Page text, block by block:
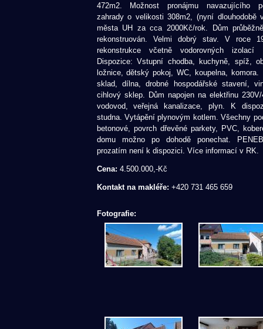
472m2. Možnost pronájmu navazujícího
zahrady o velikosti 308m2, (nyní dlouhodobě
města UH za cca 2000Kč/rok. Dům
rekonstruován. Velmi dobrý stav. V roce
rekonstrukce včetně vodorovných izolací
Dispozice: Vstupní chodba, kuchyně, spíž,
ložnice, dětský pokoj, WC, koupelna, komora.
sklad, dílna, drobné hospodářské stavení,
cihlový sklep. Dům napojen na elektřinu
vodovod, veřejná kanalizace, plyn. K
studna. Vytápění plynovým kotlem. Všechny
betonové, povrch dřevěné parkety, PVC,
domu možno po dohodě ponechat.
prozatím není k dispozici. Více informací v RK.
Cena: 4.500.000,-Kč
Kontakt na makléře: +420 731 465 659
Fotografie: